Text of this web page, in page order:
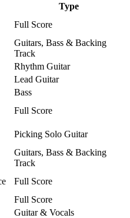
Type
Full Score
Guitars, Bass & Backing
Track
Rhythm Guitar
Lead Guitar
Bass
Full Score
Picking Solo Guitar
Guitars, Bass & Backing
Track
Full Score
Full Score
Guitar & Vocals